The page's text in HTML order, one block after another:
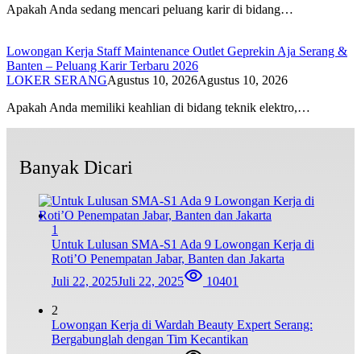
Apakah Anda sedang mencari peluang karir di bidang…
Lowongan Kerja Staff Maintenance Outlet Geprekin Aja Serang &
Banten – Peluang Karir Terbaru 2026
LOKER SERANGAgustus 10, 2026Agustus 10, 2026
Apakah Anda memiliki keahlian di bidang teknik elektro,…
Banyak Dicari
1
Untuk Lulusan SMA-S1 Ada 9 Lowongan Kerja di
Roti’O Penempatan Jabar, Banten dan Jakarta
Juli 22, 2025Juli 22, 2025 10401
2
Lowongan Kerja di Wardah Beauty Expert Serang:
Bergabunglah dengan Tim Kecantikan